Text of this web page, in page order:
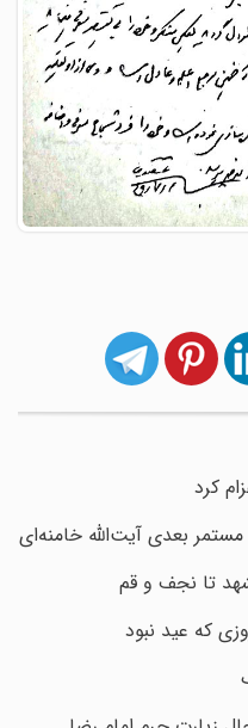
کرد
بعدی آیت‌الله خامنه‌ای
تا نجف و قم
که عید نبود